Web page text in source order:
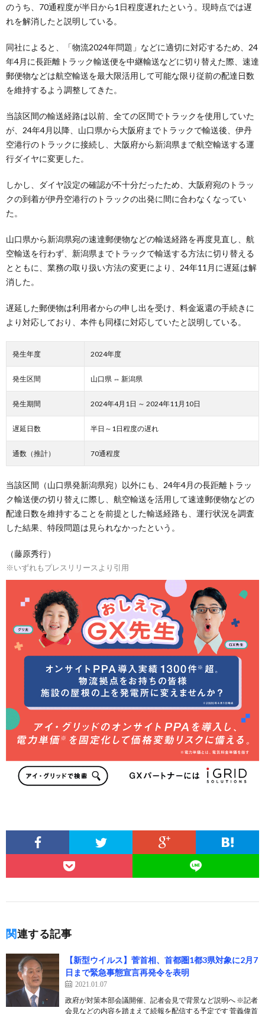
のうち、70通程度が半日から1日程度遅れたという。現時点では遅
れを解消したと説明している。
同社によると、「物流2024年問題」などに適切に対応するため、24
年4月に長距離トラック輸送便を中継輸送などに切り替えた際、速達
郵便物などは航空輸送を最大限活用して可能な限り従前の配達日数
を維持するよう調整してきた。
当該区間の輸送経路は以前、全ての区間でトラックを使用していた
が、24年4月以降、山口県から大阪府までトラックで輸送後、伊丹
空港行のトラックに接続し、大阪府から新潟県まで航空輸送する運
行ダイヤに変更した。
しかし、ダイヤ設定の確認が不十分だったため、大阪府宛のトラッ
クの到着が伊丹空港行のトラックの出発に間に合わなくなってい
た。
山口県から新潟県宛の速達郵便物などの輸送経路を再度見直し、航
空輸送を行わず、新潟県までトラックで輸送する方法に切り替える
とともに、業務の取り扱い方法の変更により、24年11月に遅延は解
消した。
遅延した郵便物は利用者からの申し出を受け、料金返還の手続きに
より対応しており、本件も同様に対応していたと説明している。
発生年度 2024年度
発生区間 山口県 ⇔ 新潟県
発生期間 2024年4月1日 ～ 2024年11月10日
遅延日数 半日～1日程度の遅れ
通数（推計） 70通程度
当該区間（山口県発新潟県宛）以外にも、24年4月の長距離トラッ
ク輸送便の切り替えに際し、航空輸送を活用して速達郵便物などの
配達日数を維持することを前提とした輸送経路も、運行状況を調査
した結果、特段問題は見られなかったという。
（藤原秀行）
※いずれもプレスリリースより引用
関連する記事
【新型ウイルス】菅首相、首都圏1都3県対象に2月7
日まで緊急事態宣言再発令を表明
2021.01.07
政府が対策本部会議開催、記者会見で背景など説明へ ※記者
会見などの内容を踏まえて続報を配信する予定です 菅義偉首